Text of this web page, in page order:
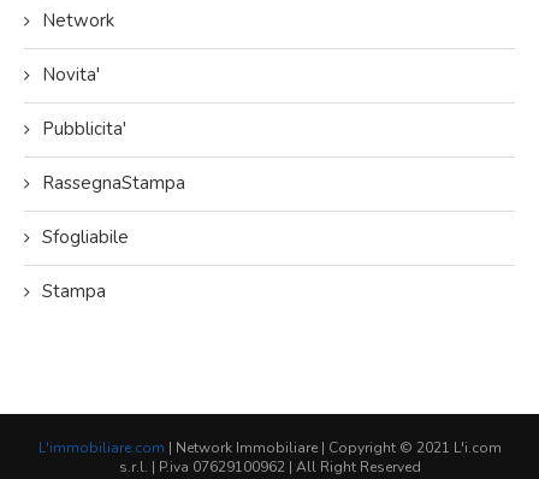
Network
Novita'
Pubblicita'
RassegnaStampa
Sfogliabile
Stampa
L'immobiliare.com | Network Immobiliare | Copyright © 2021 L'i.com
s.r.l. | P.iva 07629100962 | All Right Reserved